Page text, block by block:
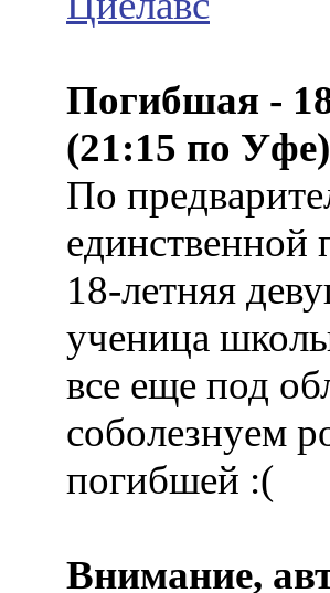
Погибшая -
(21:15 по Уфе)
По
единственной
18-летняя
ученица
все еще под
соболезнуем
погибшей :(
Внимание,